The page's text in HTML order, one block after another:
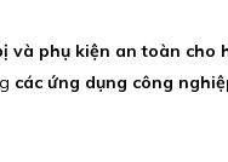
và phụ kiện an toàn cho
các ứng dụng công